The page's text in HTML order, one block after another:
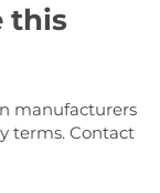
this
manufacturers
terms. Contact